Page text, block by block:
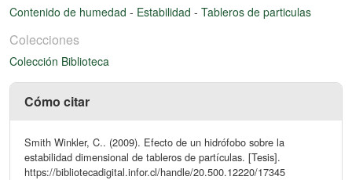
Contenido de humedad - Estabilidad - Tableros de particulas
Colecciones
Colección Biblioteca
Cómo citar
Smith Winkler, C.. (2009). Efecto de un hidrófobo sobre la
estabilidad dimensional de tableros de partículas. [Tesis].
https://bibliotecadigital.infor.cl/handle/20.500.12220/17345